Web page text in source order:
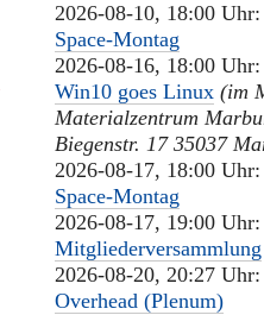
2026-08-10, 18:00 Uhr:
Space-Montag
2026-08-16, 18:00 Uhr:
Win10 goes Linux (im
Materialzentrum
Biegenstr. 17 35037
2026-08-17, 18:00 Uhr:
Space-Montag
2026-08-17, 19:00 Uhr:
Mitgliederversammlung
2026-08-20, 20:27 Uhr:
Overhead (Plenum)